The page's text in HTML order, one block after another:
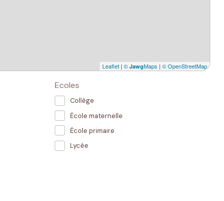
Leaflet | © JawgMaps | © OpenStreetMap
Ecoles
Collège
École maternelle
École primaire
Lycée